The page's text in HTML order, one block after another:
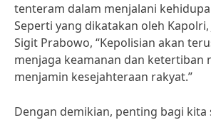
tenteram dalam menjalani
Seperti yang dikatakan oleh Kapolri,
Sigit Prabowo, “Kepolisian akan
menjaga keamanan dan ketertiban
menjamin kesejahteraan rakyat.”
Dengan demikian, penting bagi kita